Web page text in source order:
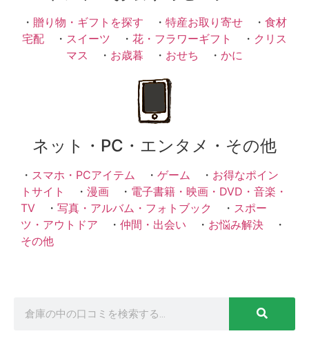
・ 贈り物・ギフトを探す ・ 特産お取り寄せ ・ 食材
宅配 ・ スイーツ ・ 花・フラワーギフト ・ クリス
マス ・ お歳暮 ・ おせち ・ かに
ネット・PC・エンタメ・その他
・ スマホ・PCアイテム ・ ゲーム ・ お得なポイン
トサイト
・ 漫画 ・ 電子書籍・映画・DVD・音楽・
TV ・ 写真・アルバム・フォトブック ・ スポー
ツ・アウトドア ・ 仲間・出会い ・ お悩み解決 ・
その他